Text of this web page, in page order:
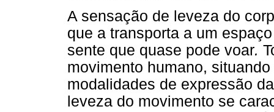
A sensação de leveza do
que a transporta a um
sente que quase pode voar.
movimento humano,
modalidades de expressão
leveza do movimento se